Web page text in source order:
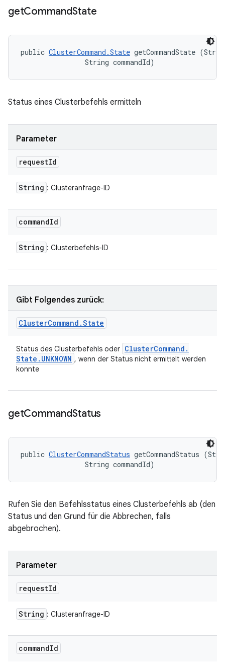
getCommandState
public ClusterCommand.State getCommandState
                String commandId)
Status eines Clusterbefehls ermitteln
Parameter
requestId
String : Clusteranfrage-ID
commandId
String : Clusterbefehls-ID
Gibt Folgendes zurück:
ClusterCommand .State
Status des Clusterbefehls oder ClusterCommand .
State . UNKNOWN , wenn der Status nicht ermittelt werden
konnte
getCommandStatus
public ClusterCommandStatus getCommandStatus
                String commandId)
Rufen Sie den Befehlsstatus eines Clusterbefehls ab (den
Status und den Grund für die Abbrechen, falls
abgebrochen).
Parameter
requestId
String : Clusteranfrage-ID
commandId